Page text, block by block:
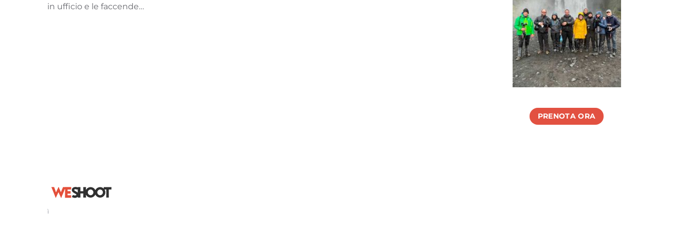
in ufficio e le faccende…
PRENOTA ORA
ì